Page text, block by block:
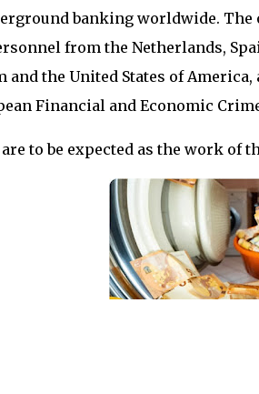
banking worldwide.
from the Netherlands,
and the United States of
Financial and Economic
to be expected as the work of